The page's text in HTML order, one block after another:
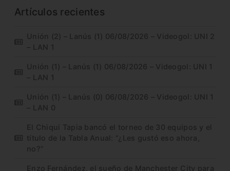
Artículos recientes
Unión (2) – Lanús (1) 06/08/2026 – Videogol: UNI 2
– LAN 1
Unión (1) – Lanús (1) 06/08/2026 – Videogol: UNI 1
– LAN 1
Unión (1) – Lanús (0) 06/08/2026 – Videogol: UNI 1
– LAN 0
El Chiqui Tapia bancó el torneo de 30 equipos y el
título de la Tabla Anual: “¿Les gustó eso ahora,
no?”
Enzo Fernández, el sueño de Manchester City para